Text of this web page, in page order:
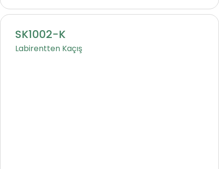
SK1002-K
Labirentten Kaçış